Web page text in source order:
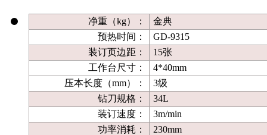
净重（kg）：
金典
预热时间：
GD-9315
装订页边距：
15张
工作台尺寸：
4*40mm
压本长度（mm）：
3级
钻刀规格：
34L
装订速度：
3m/min
功率消耗：
230mm